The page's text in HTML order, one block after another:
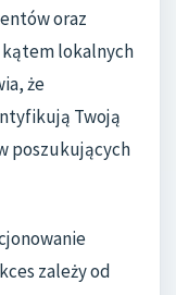
oraz
lokalnych
że
Twoją
poszukujących
zależy od